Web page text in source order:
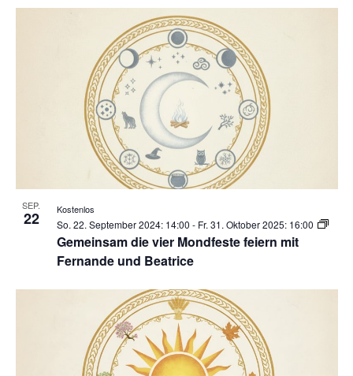
SEP.
22
Gemeinsam die vier Mondfeste feiern mit
Fernande und Beatrice
So. 22. September 2024: 14:00 - Fr. 31. Oktober 2025: 16:00
Kostenlos